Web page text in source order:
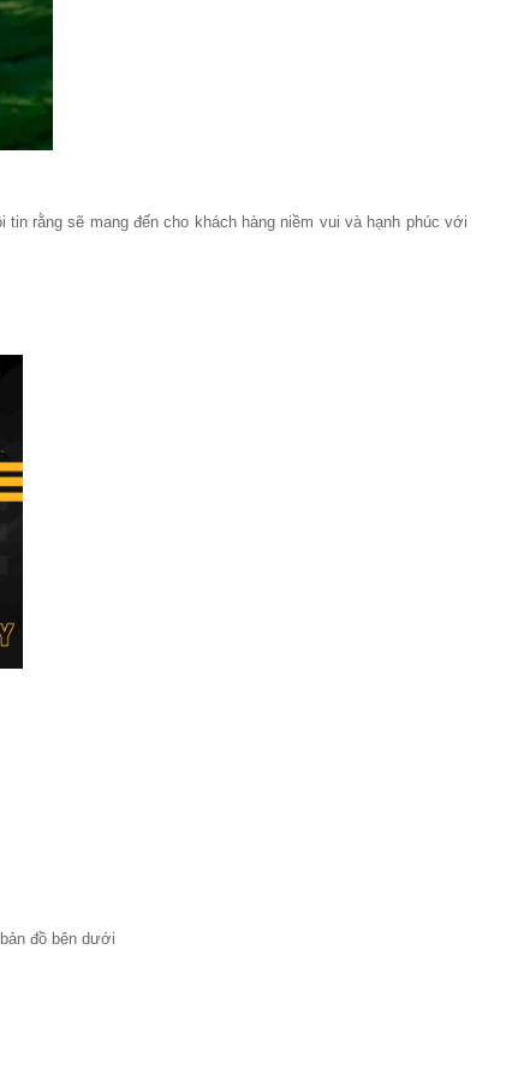
rằng sẽ mang đến cho khách hàng niềm vui và hạnh phúc với
đồ bên dưới